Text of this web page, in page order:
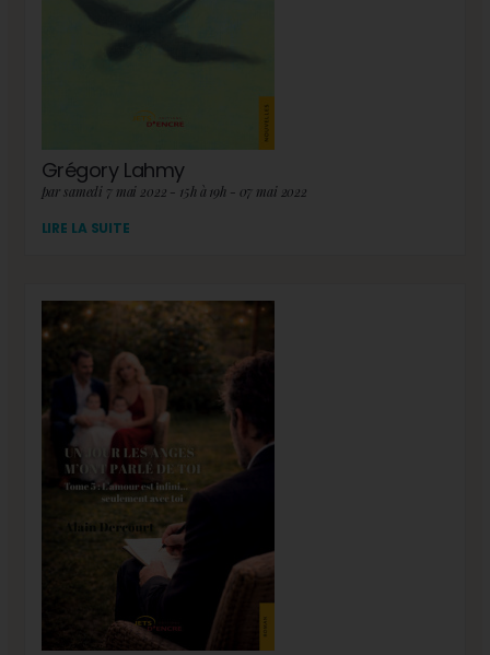
Grégory Lahmy
par samedi 7 mai 2022 - 15h à 19h - 07 mai 2022
LIRE LA SUITE